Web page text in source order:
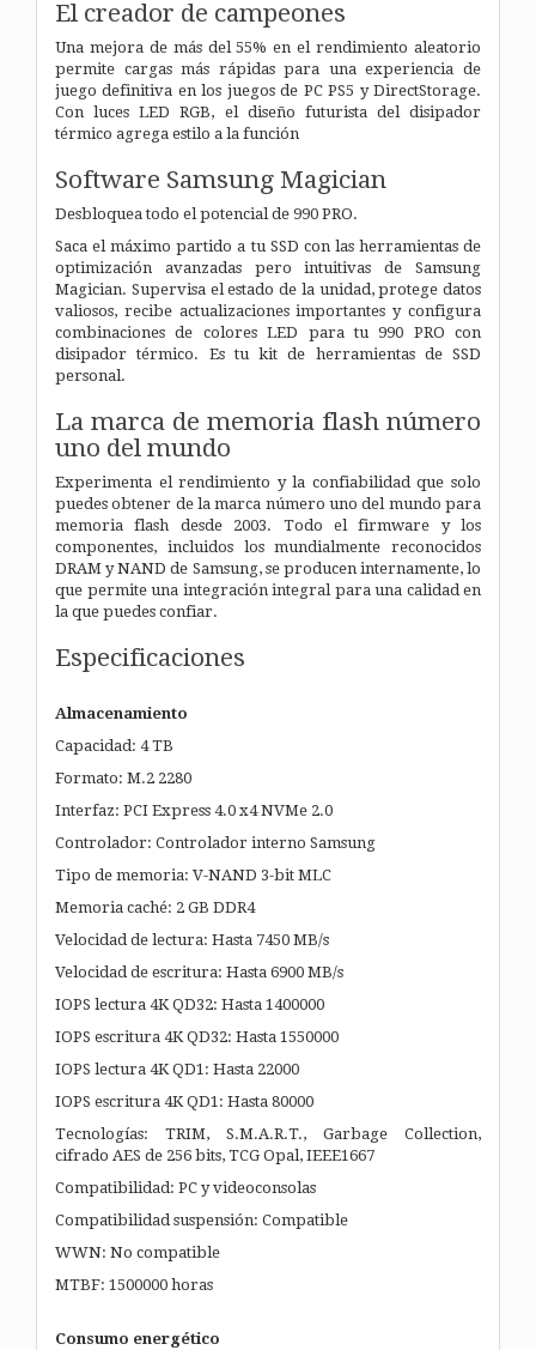
El creador de campeones
Una mejora de más del 55% en el rendimiento aleatorio
permite cargas más rápidas para una experiencia de
juego definitiva en los juegos de PC PS5 y DirectStorage.
Con luces LED RGB, el diseño futurista del disipador
térmico agrega estilo a la función
Software Samsung Magician
Desbloquea todo el potencial de 990 PRO.
Saca el máximo partido a tu SSD con las herramientas de
optimización avanzadas pero intuitivas de Samsung
Magician. Supervisa el estado de la unidad, protege datos
valiosos, recibe actualizaciones importantes y configura
combinaciones de colores LED para tu 990 PRO con
disipador térmico. Es tu kit de herramientas de SSD
personal.
La marca de memoria flash número
uno del mundo
Experimenta el rendimiento y la confiabilidad que solo
puedes obtener de la marca número uno del mundo para
memoria flash desde 2003. Todo el firmware y los
componentes, incluidos los mundialmente reconocidos
DRAM y NAND de Samsung, se producen internamente, lo
que permite una integración integral para una calidad en
la que puedes confiar.
Especificaciones
Almacenamiento
Capacidad: 4 TB
Formato: M.2 2280
Interfaz: PCI Express 4.0 x4 NVMe 2.0
Controlador: Controlador interno Samsung
Tipo de memoria: V-NAND 3-bit MLC
Memoria caché: 2 GB DDR4
Velocidad de lectura: Hasta 7450 MB/s
Velocidad de escritura: Hasta 6900 MB/s
IOPS lectura 4K QD32: Hasta 1400000
IOPS escritura 4K QD32: Hasta 1550000
IOPS lectura 4K QD1: Hasta 22000
IOPS escritura 4K QD1: Hasta 80000
Tecnologías: TRIM, S.M.A.R.T., Garbage Collection,
cifrado AES de 256 bits, TCG Opal, IEEE1667
Compatibilidad: PC y videoconsolas
Compatibilidad suspensión: Compatible
WWN: No compatible
MTBF: 1500000 horas
Consumo energético